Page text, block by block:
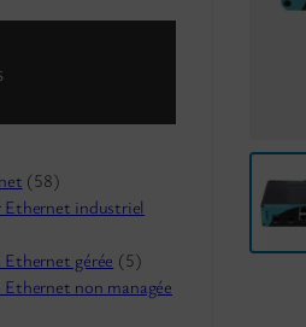
(58)
industriel
gérée (5)
non managée